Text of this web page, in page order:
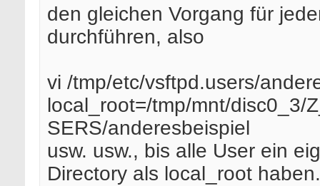
den gleichen Vorgang für
durchführen, also
vi /tmp/etc/vsftpd.users/
local_root=/tmp/mnt/disc0_3/
SERS/anderesbeispiel
usw. usw., bis alle User ein
Directory als local_root haben.